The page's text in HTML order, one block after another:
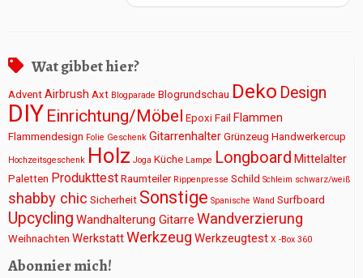
Wat gibbet hier?
Advent Airbrush Axt Blogparade Blogrundschau Deko Design
DIY Einrichtung/Möbel Epoxi Fail Flammen
Flammendesign Folie Geschenk Gitarrenhalter Grünzeug Handwerkercup
Hochzeitsgeschenk Holz Joga Küche Lampe Longboard Mittelalter
Paletten Produkttest Raumteiler Rippenpresse Schild Schleim schwarz/weiß
shabby chic Sicherheit Sonstige Spanische Wand Surfboard
Upcycling Wandhalterung Gitarre Wandverzierung
Weihnachten WerkstattWerkzeug Werkzeugtest X -Box 360
Abonnier mich!